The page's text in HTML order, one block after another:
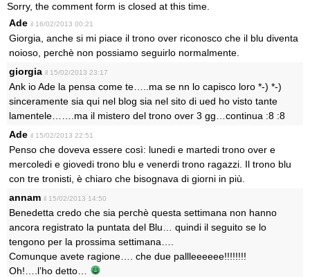
Sorry, the comment form is closed at this time.
Ade il 16/02/2013 00:21
Giorgia, anche si mi piace il trono over riconosco che il blu diventa
noioso, perchè non possiamo seguirlo normalmente.
giorgia il 15/02/2013 23:17
Ank io Ade la pensa come te…..ma se nn lo capisco loro *-) *-)
sinceramente sia qui nel blog sia nel sito di ued ho visto tante
lamentele…….ma il mistero del trono over 3 gg…continua :8 :8
Ade il 15/02/2013 22:51
Penso che doveva essere così: lunedi e martedi trono over e
mercoledi e giovedi trono blu e venerdi trono ragazzi. Il trono blu
con tre tronisti, è chiaro che bisognava di giorni in più.
annam il 15/02/2013 14:50
Benedetta credo che sia perchè questa settimana non hanno
ancora registrato la puntata del Blu… quindi il seguito se lo
tengono per la prossima settimana….
Comunque avete ragione…. che due pallleeeeee!!!!!!!!
Oh!….l’ho detto…